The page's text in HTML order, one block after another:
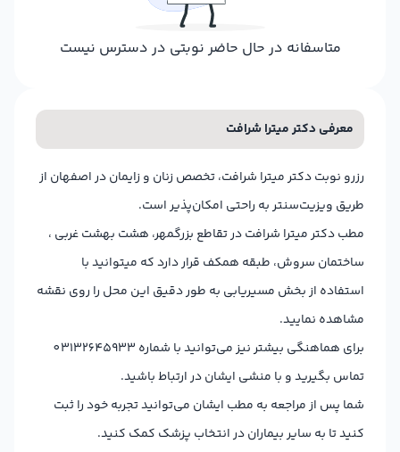
متاسفانه در حال حاضر نوبتی در دسترس نیست
معرفی دکتر میترا شرافت
رزرو نوبت دکتر میترا شرافت، تخصص زنان و زایمان در اصفهان از
طریق ویزیت‌سنتر به راحتی امکان‌پذیر است.
مطب دکتر میترا شرافت در تقاطع بزرگمهر، هشت بهشت غربی ،
ساختمان سروش، طبقه همکف قرار دارد که میتوانید با
استفاده از بخش مسیریابی به طور دقیق این محل را روی نقشه
مشاهده نمایید.
برای هماهنگی بیشتر نیز می‌توانید با شماره 03132645933
تماس بگیرید و با منشی ایشان در ارتباط باشید.
شما پس از مراجعه به مطب ایشان می‌توانید تجربه خود را ثبت
کنید تا به سایر بیماران در انتخاب پزشک کمک کنید.